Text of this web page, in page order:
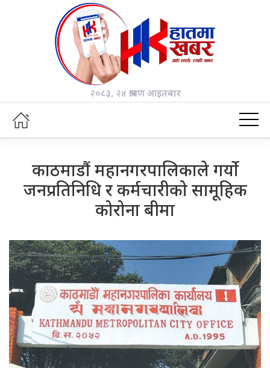
२०८३, २४ श्रावण आइतबार
काठमाडौं महानगरपालिकाले गर्यो
जनप्रतिनिधि र कर्मचारीको सामूहिक
कोरोना बीमा